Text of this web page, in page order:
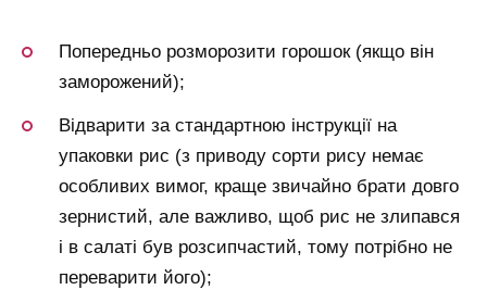
Попередньо розморозити горошок (якщо він
заморожений);
Відварити за стандартною інструкції на
упаковки рис (з приводу сорти рису немає
особливих вимог, краще звичайно брати довго
зернистий, але важливо, щоб рис не злипався
і в салаті був розсипчастий, тому потрібно не
переварити його);